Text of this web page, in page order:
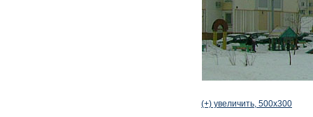
(+) увеличить, 500x300